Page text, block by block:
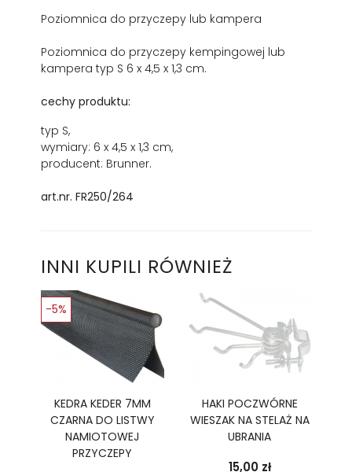
Poziomnica do przyczepy lub kampera
Poziomnica do przyczepy kempingowej lub
kampera typ S 6 x 4,5 x 1,3 cm.
cechy produktu:
typ S,
wymiary: 6 x 4,5 x 1,3 cm,
producent: Brunner.
art.nr. FR250/264
INNI KUPILI RÓWNIEŻ
KEDRA KEDER 7MM
CZARNA DO LISTWY
NAMIOTOWEJ
PRZYCZEPY
-5%
HAKI POCZWÓRNE
WIESZAK NA STELAŻ NA
UBRANIA
15,00 złCena